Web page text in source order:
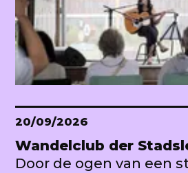
20/09/2026
Wandelclub der
Door de ogen van een